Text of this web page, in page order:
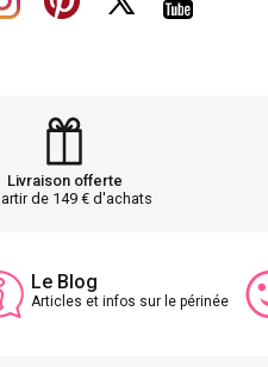
Livraison offerte
de 149 € d'achats
Le Blog
Articles et infos sur le périnée